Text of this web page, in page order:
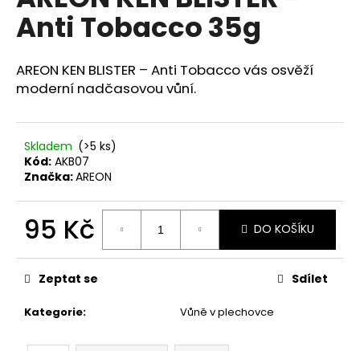
0,0
z
hvězdiček.
Anti Tobacco 35g
AREON KEN BLISTER – Anti Tobacco vás osvěží
moderní nadčasovou vůní.
Skladem (>5 ks)
Kód: AKB07
Značka:AREON
95 Kč
cena:
DO KOŠÍKU
Kategorie: Vůně v plechovce
Zeptat se Sdílet
a
j
í
t
D
o
o